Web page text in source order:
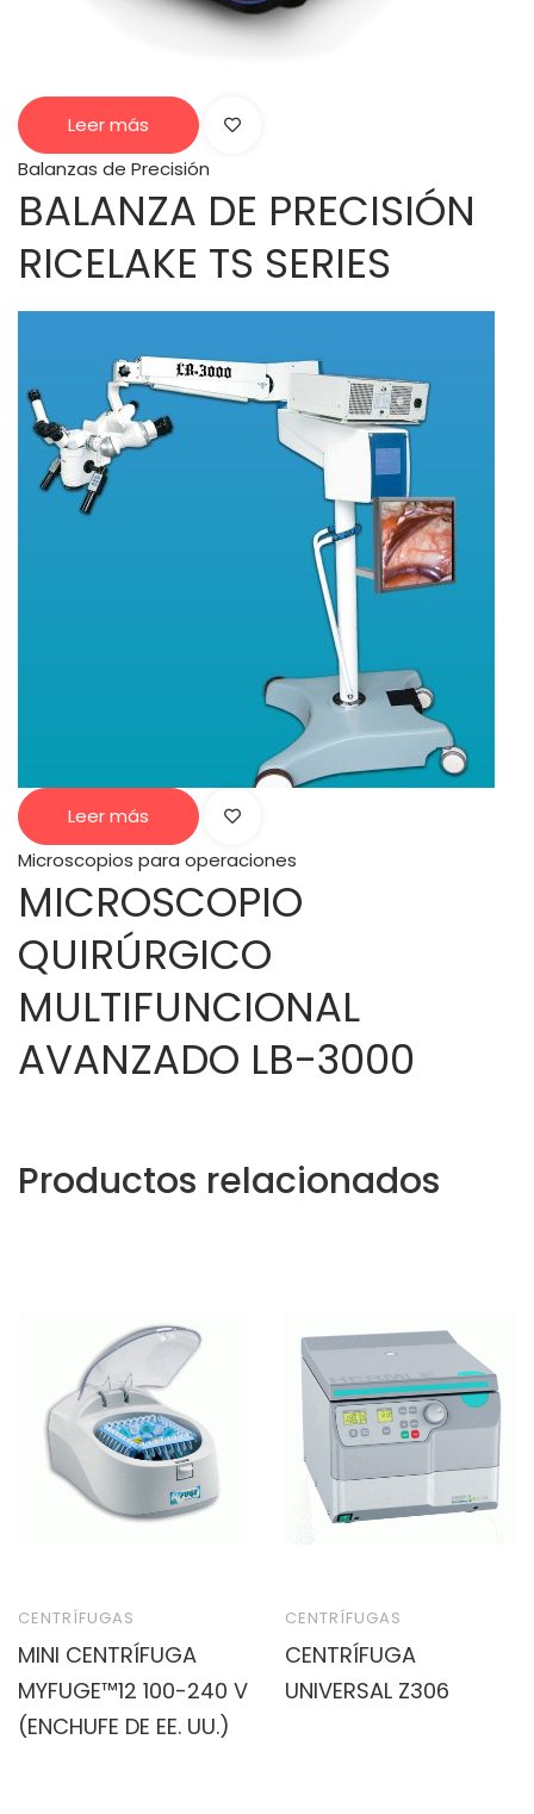
Leer más
Balanzas de Precisión
BALANZA DE PRECISIÓN
RICELAKE TS SERIES
Leer más
Microscopios para operaciones
MICROSCOPIO
QUIRÚRGICO
MULTIFUNCIONAL
AVANZADO LB-3000
Productos relacionados
CENTRÍFUGAS
MINI CENTRÍFUGA
MYFUGE™12 100-240 V
(ENCHUFE DE EE. UU.)
CENTRÍFUGAS
CENTRÍFUGA
UNIVERSAL Z306